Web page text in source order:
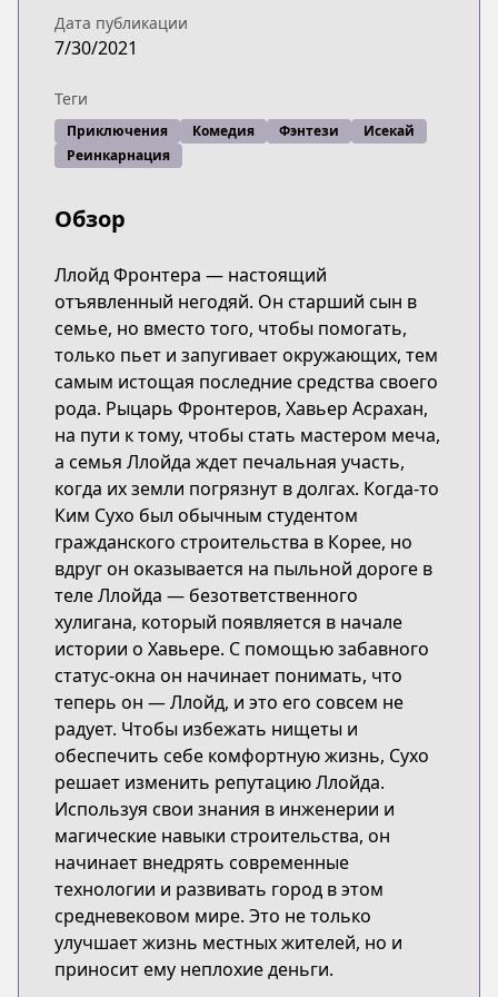
Дата публикации
7/30/2021
Теги
Приключения Комедия Фэнтези
Исекай
Реинкарнация
Обзор
Ллойд Фронтера — настоящий
отъявленный негодяй. Он старший сын в
семье, но вместо того, чтобы помогать,
только пьет и запугивает окружающих, тем
самым истощая последние средства своего
рода. Рыцарь Фронтеров, Хавьер Асрахан,
на пути к тому, чтобы стать мастером меча,
а семья Ллойда ждет печальная участь,
когда их земли погрязнут в долгах. Когда-то
Ким Сухо был обычным студентом
гражданского строительства в Корее, но
вдруг он оказывается на пыльной дороге в
теле Ллойда — безответственного
хулигана, который появляется в начале
истории о Хавьере. С помощью забавного
статус-окна он начинает понимать, что
теперь он — Ллойд, и это его совсем не
радует. Чтобы избежать нищеты и
обеспечить себе комфортную жизнь, Сухо
решает изменить репутацию Ллойда.
Используя свои знания в инженерии и
магические навыки строительства, он
начинает внедрять современные
технологии и развивать город в этом
средневековом мире. Это не только
улучшает жизнь местных жителей, но и
приносит ему неплохие деньги.